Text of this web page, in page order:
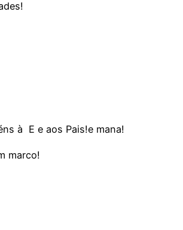
à E e aos Pais!e mana!
marco!